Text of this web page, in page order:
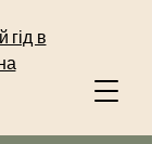
гід в